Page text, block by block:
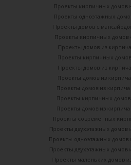
Проекты кирпичных домов
Проекты одноэтажных
Проекты домов с
Проекты кирпичных домов
Проекты домов из
Проекты кирпичных
Проекты домов из
Проекты домов из
Проекты домов из кирпича
Проекты кирпичных домов
Проекты домов из кирпича
Проекты современных
Проекты двухэтажных домов
Проекты одноэтажных домов
Проекты двухэтажных домов
Проекты маленьких домов